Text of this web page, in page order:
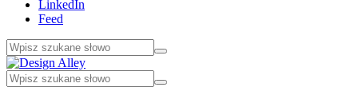
LinkedIn
Feed